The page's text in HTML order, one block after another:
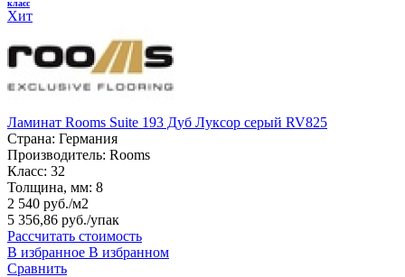
класс
Хит
Ламинат Rooms Suite 193 Дуб Луксор серый RV825
Страна: Германия
Производитель: Rooms
Класс: 32
Толщина, мм: 8
2 540 руб./м2
5 356,86 руб./упак
Рассчитать стоимость
В избранное В избранном
Сравнить